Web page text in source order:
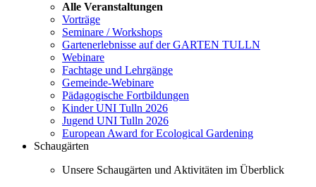
Alle Veranstaltungen
Vorträge
Seminare / Workshops
Gartenerlebnisse auf der GARTEN TULLN
Webinare
Fachtage und Lehrgänge
Gemeinde-Webinare
Pädagogische Fortbildungen
Kinder UNI Tulln 2026
Jugend UNI Tulln 2026
European Award for Ecological Gardening
Schaugärten
Unsere Schaugärten und Aktivitäten im Überblick